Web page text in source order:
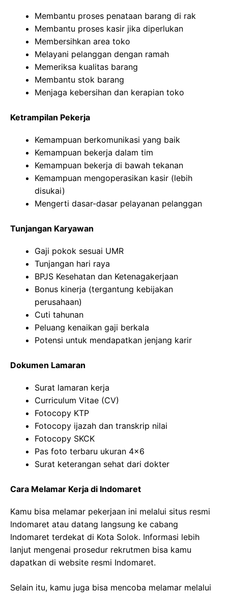
Membantu proses penataan barang di rak
Membantu proses kasir jika diperlukan
Membersihkan area toko
Melayani pelanggan dengan ramah
Memeriksa kualitas barang
Membantu stok barang
Menjaga kebersihan dan kerapian toko
Ketrampilan Pekerja
Kemampuan berkomunikasi yang baik
Kemampuan bekerja dalam tim
Kemampuan bekerja di bawah tekanan
Kemampuan mengoperasikan kasir (lebih
disukai)
Mengerti dasar-dasar pelayanan pelanggan
Tunjangan Karyawan
Gaji pokok sesuai UMR
Tunjangan hari raya
BPJS Kesehatan dan Ketenagakerjaan
Bonus kinerja (tergantung kebijakan
perusahaan)
Cuti tahunan
Peluang kenaikan gaji berkala
Potensi untuk mendapatkan jenjang karir
Dokumen Lamaran
Surat lamaran kerja
Curriculum Vitae (CV)
Fotocopy KTP
Fotocopy ijazah dan transkrip nilai
Fotocopy SKCK
Pas foto terbaru ukuran 4×6
Surat keterangan sehat dari dokter
Cara Melamar Kerja di Indomaret
Kamu bisa melamar pekerjaan ini melalui situs resmi
Indomaret atau datang langsung ke cabang
Indomaret terdekat di Kota Solok. Informasi lebih
lanjut mengenai prosedur rekrutmen bisa kamu
dapatkan di website resmi Indomaret.
Selain itu, kamu juga bisa mencoba melamar melalui